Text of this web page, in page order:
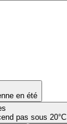
en été
pas sous 20°C